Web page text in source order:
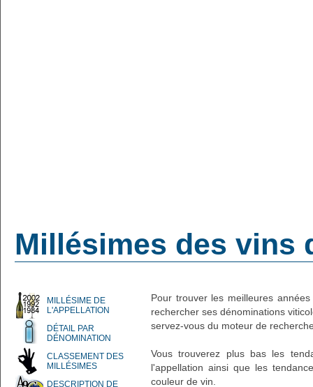
Millésimes des vins
MILLÉSIME DE
L'APPELLATION
DÉTAIL PAR
DÉNOMINATION
CLASSEMENT DES
MILLÉSIMES
DESCRIPTION DE
Pour trouver les meilleures
rechercher ses dénominations
servez-vous du moteur de
Vous trouverez plus bas les
l'appellation ainsi que les
couleur de vin.